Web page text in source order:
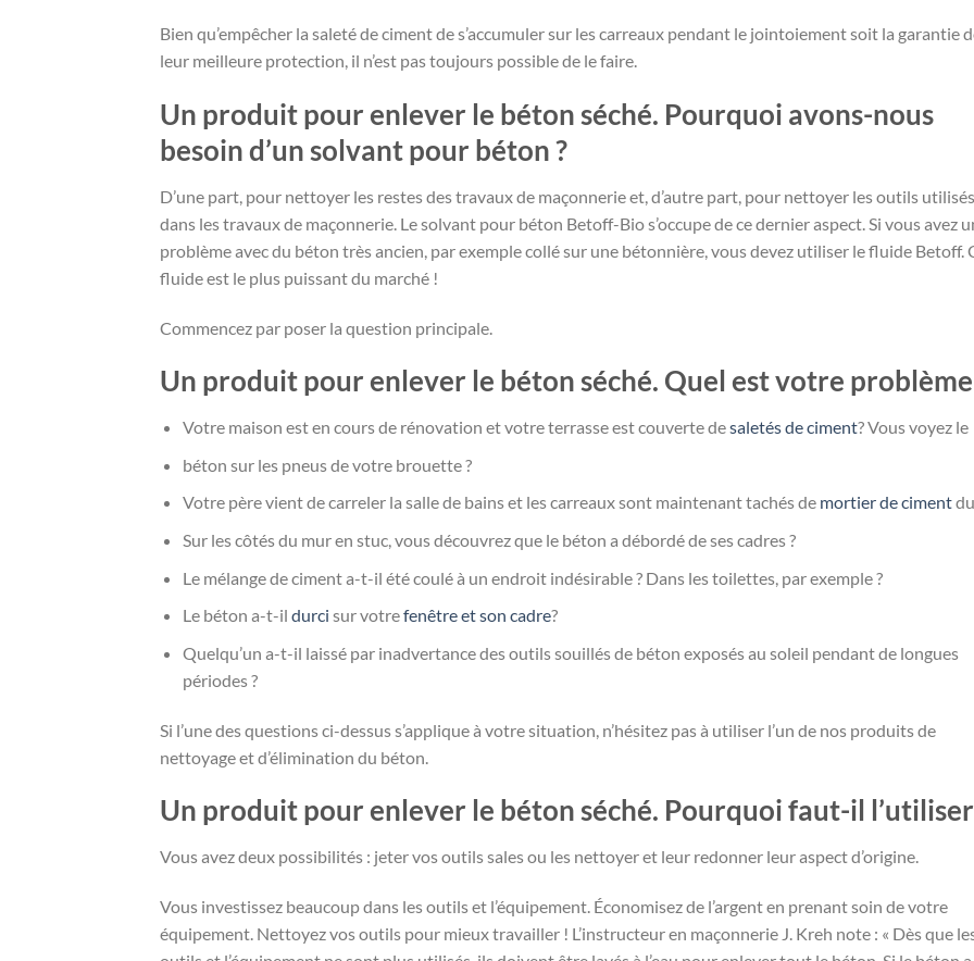
Bien qu’empêcher la saleté de ciment de s’accumuler sur les carreaux pendant le jointoiement soit la garantie
leur meilleure protection, il n’est pas toujours possible de le faire.
Un produit pour enlever le béton séché. Pourquoi avons-nous
besoin d’un solvant pour béton ?
D’une part, pour nettoyer les restes des travaux de maçonnerie et, d’autre part, pour nettoyer les outils utilisés
dans les travaux de maçonnerie. Le solvant pour béton Betoff-Bio s’occupe de ce dernier aspect. Si vous avez
problème avec du béton très ancien, par exemple collé sur une bétonnière, vous devez utiliser le fluide Betoff.
fluide est le plus puissant du marché !
Commencez par poser la question principale.
Un produit pour enlever le béton séché. Quel est votre problème
Votre maison est en cours de rénovation et votre terrasse est couverte desaletés de ciment? Vous voyez le
béton sur les pneus de votre brouette ?
Votre père vient de carreler la salle de bains et les carreaux sont maintenant tachés de mortier de ciment
Sur les côtés du mur en stuc, vous découvrez que le béton a débordé de ses cadres ?
Le mélange de ciment a-t-il été coulé à un endroit indésirable ? Dans les toilettes, par exemple ?
Le béton a-t-il durci sur votrefenêtre et son cadre?
Quelqu’un a-t-il laissé par inadvertance des outils souillés de béton exposés au soleil pendant de longues
périodes ?
Si l’une des questions ci-dessus s’applique à votre situation, n’hésitez pas à utiliser l’un de nos produits de
nettoyage et d’élimination du béton.
Un produit pour enlever le béton séché. Pourquoi faut-il l’utiliser
Vous avez deux possibilités : jeter vos outils sales ou les nettoyer et leur redonner leur aspect d’origine.
Vous investissez beaucoup dans les outils et l’équipement. Économisez de l’argent en prenant soin de votre
équipement. Nettoyez vos outils pour mieux travailler ! L’instructeur en maçonnerie J. Kreh note : « Dès que